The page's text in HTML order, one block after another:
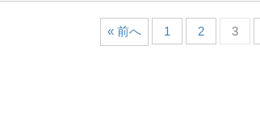
« 前へ 1 2 3